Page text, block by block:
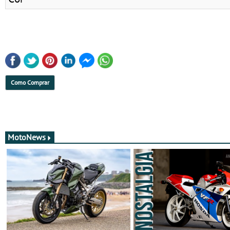
Como Comprar
MotoNews